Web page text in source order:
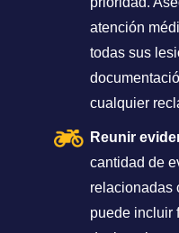
atención
todas sus
cualquier
Reunir
cantidad de
relacionadas
puede incluir